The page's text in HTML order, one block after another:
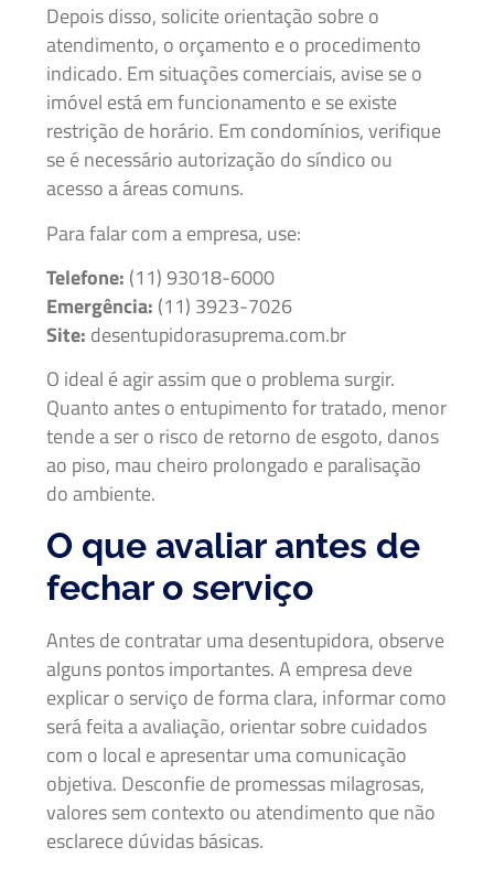
Depois disso, solicite orientação sobre o
atendimento, o orçamento e o procedimento
indicado. Em situações comerciais, avise se o
imóvel está em funcionamento e se existe
restrição de horário. Em condomínios, verifique
se é necessário autorização do síndico ou
acesso a áreas comuns.
Para falar com a empresa, use:
Telefone: (11) 93018-6000
Emergência: (11) 3923-7026
Site: desentupidorasuprema.com.br
O ideal é agir assim que o problema surgir.
Quanto antes o entupimento for tratado, menor
tende a ser o risco de retorno de esgoto, danos
ao piso, mau cheiro prolongado e paralisação
do ambiente.
O que avaliar antes de
fechar o serviço
Antes de contratar uma desentupidora, observe
alguns pontos importantes. A empresa deve
explicar o serviço de forma clara, informar como
será feita a avaliação, orientar sobre cuidados
com o local e apresentar uma comunicação
objetiva. Desconfie de promessas milagrosas,
valores sem contexto ou atendimento que não
esclarece dúvidas básicas.